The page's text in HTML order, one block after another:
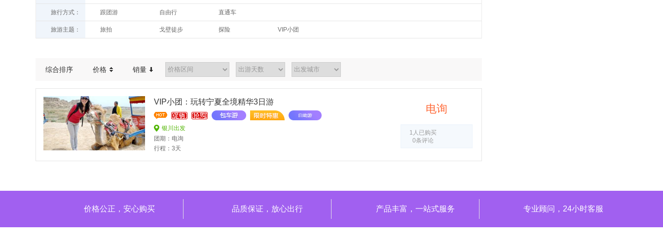
旅行方式： 跟团游 自由行 直通车
旅游主题： 旅拍 戈壁徒步 探险 VIP小团
综合排序 价格 销量
VIP小团：玩转宁夏全境精华3日游
银川出发
团期：电询
行程：3天
电询
1人已购买
0条评论
价格公正，安心购买 品质保证，放心出行 产品丰富，一站式服务 专业顾问，24小时客服